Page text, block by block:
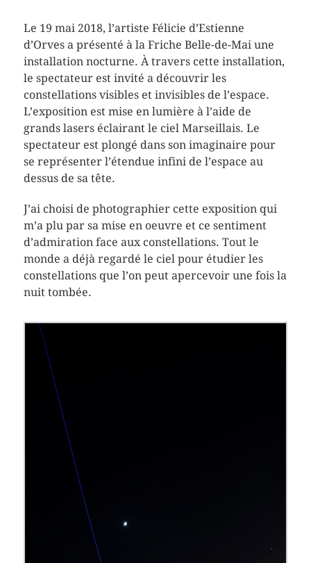
Le 19 mai 2018, l’artiste Félicie d’Estienne
d’Orves a présenté à la Friche Belle-de-Mai une
installation nocturne. À travers cette installation,
le spectateur est invité a découvrir les
constellations visibles et invisibles de l’espace.
L’exposition est mise en lumière à l’aide de
grands lasers éclairant le ciel Marseillais. Le
spectateur est plongé dans son imaginaire pour
se représenter l’étendue infini de l’espace au
dessus de sa tête.
J’ai choisi de photographier cette exposition qui
m’a plu par sa mise en oeuvre et ce sentiment
d’admiration face aux constellations. Tout le
monde a déjà regardé le ciel pour étudier les
constellations que l’on peut apercevoir une fois la
nuit tombée.